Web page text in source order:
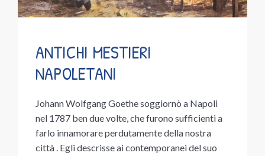
ANTICHI MESTIERI
NAPOLETANI
Johann Wolfgang Goethe soggiornò a Napoli
nel 1787 ben due volte, che furono sufficienti a
farlo innamorare perdutamente della nostra
città . Egli descrisse ai contemporanei del suo